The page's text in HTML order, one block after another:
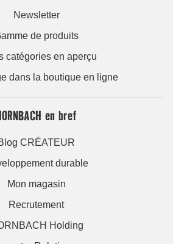
Newsletter
de produits
catégories en aperçu
dans la boutique en ligne
en bref
CRÉATEUR
durable
Mon magasin
Recrutement
Holding